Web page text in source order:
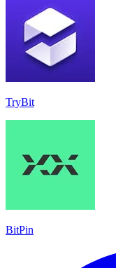
TryBit
BitPin